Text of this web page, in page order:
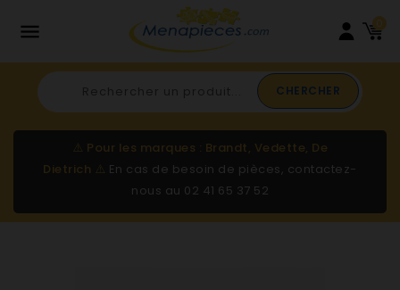
 0
CHERCHER
⚠️ Pour les marques : Brandt, Vedette, De
Dietrich ⚠️ En cas de besoin de pièces, contactez-
nous au 02 41 65 37 52